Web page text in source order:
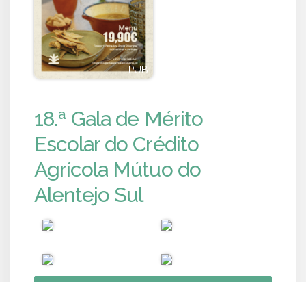
PUB
18.ª Gala de Mérito
Escolar do Crédito
Agrícola Mútuo do
Alentejo Sul